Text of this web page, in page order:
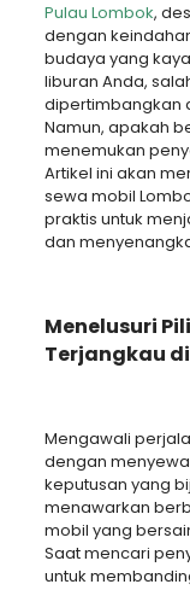
Pulau Lombok,
dengan
budaya yang
liburan Anda,
dipertimbangkan
Namun, apakah
menemukan
Artikel ini akan
sewa mobil
praktis untuk
dan
Menelusuri
Terjangkau
Mengawali
dengan
keputusan yang
menawarkan
mobil yang
Saat mencari
untuk